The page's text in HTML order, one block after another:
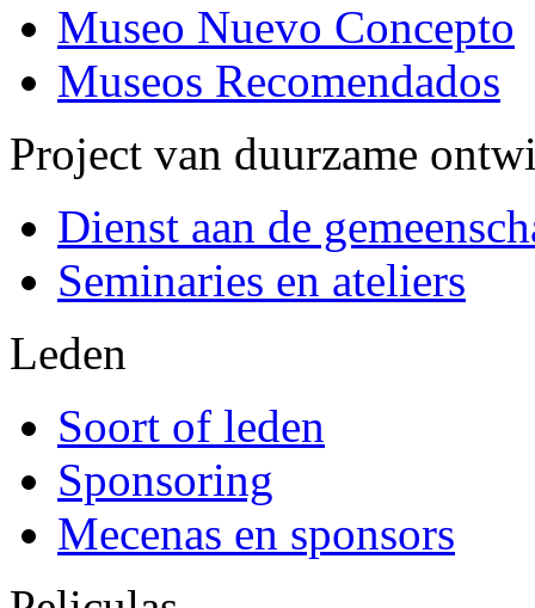
Museo Nuevo Concepto
Museos Recomendados
Project van duurzame
Dienst aan de
Seminaries en ateliers
Leden
Soort of leden
Sponsoring
Mecenas en sponsors